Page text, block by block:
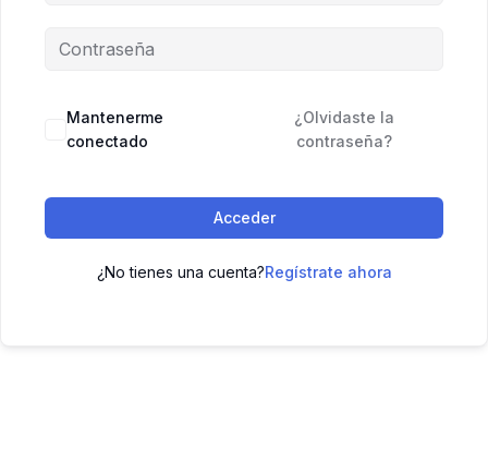
Mantenerme
conectado
¿Olvidaste la
contraseña?
Acceder
¿No tienes una cuenta?Regístrate ahora